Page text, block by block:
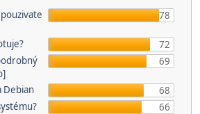
78
72
69
Debian
68
66